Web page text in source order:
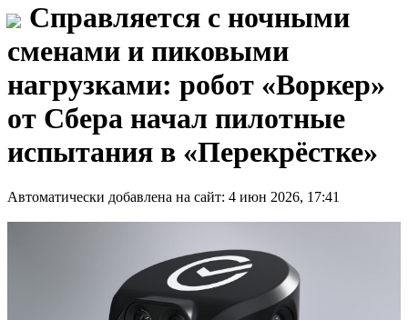
Справляется с ночными
сменами и пиковыми
нагрузками: робот «Воркер»
от Сбера начал пилотные
испытания в «Перекрёстке»
Автоматически добавлена на сайт: 4 июн 2026, 17:41